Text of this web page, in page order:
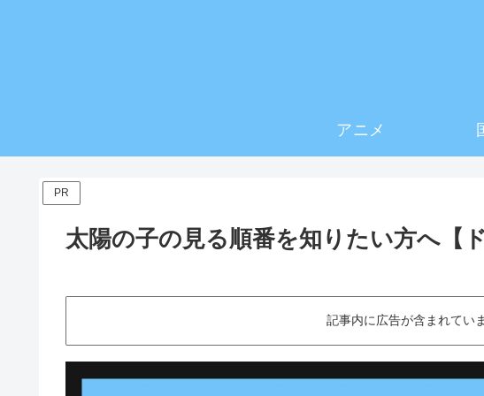
アニメ
PR
太陽の子の見る順番を知りたい方へ【
記事内に広告が含まれていま